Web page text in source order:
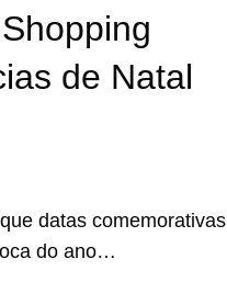
de Natal
datas comemorativas
do ano…